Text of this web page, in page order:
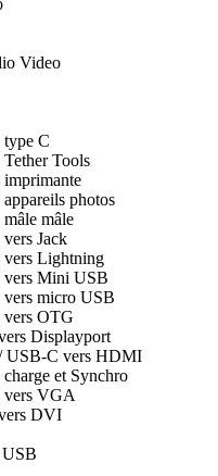
Video
C
Tools
photos
mâle
Jack
vers Lightning
vers Mini USB
micro USB
vers OTG
Displayport
USB-C vers HDMI
et Synchro
vers VGA
DVI
USB